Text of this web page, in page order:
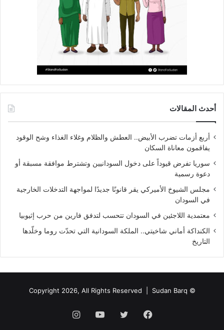
أحدث المقالات
أربع أزمات تضرب الأبيض.. العطش والظلام وغلاء الغذاء وشح الوقود
يفاقمون معاناة السكان
سوريا تفرض قيوداً على دخول السودانيين وتشترط موافقة مسبقة أو
دعوة رسمية
مجلس الشيوخ الأميركي يقر قانونًا جديدًا لمواجهة التدخلات الخارجية
في السودان
معتمدية اللاجئين في السودان تتحسب لتدفق فارين من حرب إثيوبيا
الكنداكة أماني شاخيتي.. الملكة السودانية التي تحدّت روما وخلّدها
التاريخ
© Copyright 2026, All Rights Reserved |
Sudan Barq
فيسبوك تويتر يوتيوبانستقرام